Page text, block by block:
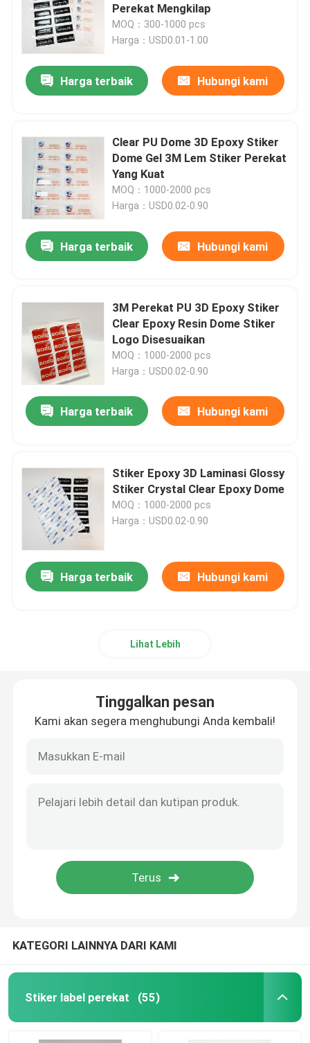
Rumah
Tentang kita
Kontak
Perekat Mengkilap
MOQ：300-1000 pcs
Harga：USD0.01-1.00
Harga terbaik Hubungi kami
Clear PU Dome 3D Epoxy Stiker
Dome Gel 3M Lem Stiker Perekat
Yang Kuat
MOQ：1000-2000 pcs
Harga：USD0.02-0.90
Harga terbaik Hubungi kami
3M Perekat PU 3D Epoxy Stiker
Clear Epoxy Resin Dome Stiker
Logo Disesuaikan
MOQ：1000-2000 pcs
Harga：USD0.02-0.90
Harga terbaik Hubungi kami
Stiker Epoxy 3D Laminasi Glossy
Stiker Crystal Clear Epoxy Dome
MOQ：1000-2000 pcs
Harga：USD0.02-0.90
Harga terbaik Hubungi kami
Lihat Lebih
Tinggalkan pesan
Kami akan segera menghubungi Anda kembali!
KATEGORI LAINNYA DARI KAMI
Stiker label perekat (55)